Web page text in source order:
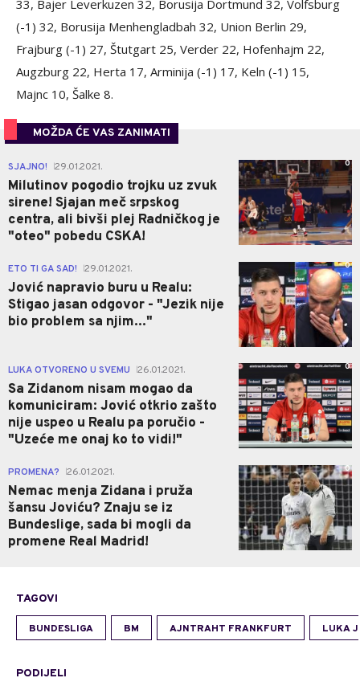
33, Bajer Leverkuzen 32, Borusija Dortmund 32, Volfsburg
(-1) 32, Borusija Menhengladbah 32, Union Berlin 29,
Frajburg (-1) 27, Štutgart 25, Verder 22, Hofenhajm 22,
Augzburg 22, Herta 17, Arminija (-1) 17, Keln (-1) 15,
Majnc 10, Šalke 8.
MOŽDA ĆE VAS ZANIMATI
SJAJNO! 29.01.2021.
Milutinov pogodio trojku uz zvuk
sirene! Sjajan meč srpskog
centra, ali bivši plej Radničkog je
"oteo" pobedu CSKA!
0
ETO TI GA SAD! 29.01.2021.
Jović napravio buru u Realu:
Stigao jasan odgovor - "Jezik nije
bio problem sa njim..."
0
LUKA OTVORENO U SVEMU 26.01.2021.
Sa Zidanom nisam mogao da
komuniciram: Jović otkrio zašto
nije uspeo u Realu pa poručio -
"Uzeće me onaj ko to vidi!"
0
PROMENA? 26.01.2021.
Nemac menja Zidana i pruža
šansu Joviću? Znaju se iz
Bundeslige, sada bi mogli da
promene Real Madrid!
0
TAGOVI
BUNDESLIGA BM AJNTRAHT FRANKFURT LUKA
PODIJELI